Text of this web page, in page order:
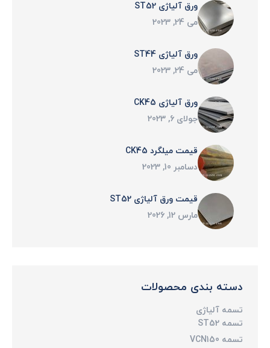
ورق آلیاژی ST52
می 24, 2023
ورق آلیاژی ST44
می 24, 2023
ورق آلیاژی CK45
جولای 6, 2023
قیمت میلگرد CK45
دسامبر 10, 2023
قیمت ورق آلیاژی ST52
مارس 12, 2026
دسته بندی محصولات
تسمه آلیاژی
تسمه ST52
تسمه VCN150